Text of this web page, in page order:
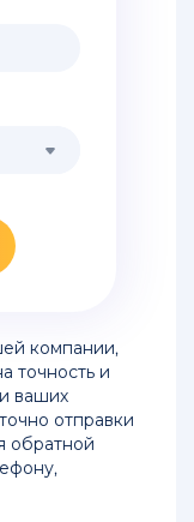
компании,
точность и
ваших
отправки
обратной